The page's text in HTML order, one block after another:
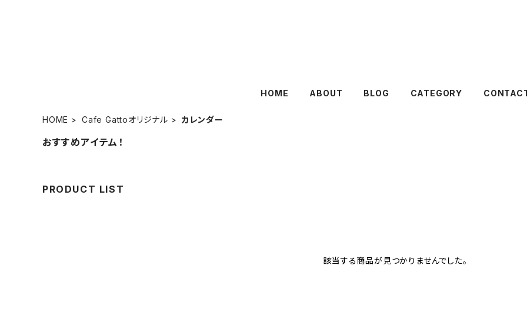
HOME ABOUT BLOG CATEGORY
HOME Cafe Gattoオリジナル カレンダー
おすすめアイテム！
PRODUCT LIST
該当する商品が見つかりませんでした。